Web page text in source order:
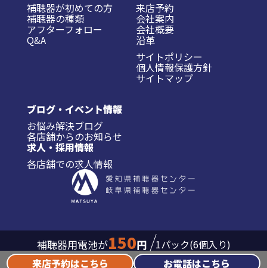
補聴器が初めての方
補聴器の種類
アフターフォロー
Q&A
来店予約
会社案内
会社概要
沿革
サイトポリシー
個人情報保護方針
サイトマップ
ブログ・イベント情報
お悩み解決ブログ
各店舗からのお知らせ
求人・採用情報
各店舗での求人情報
Copyright©愛知県・岐阜県補聴器センターAll Rights Reserved.
補聴器用電池が150円
1パック(6個入り)
来店予約はこちら
お電話はこちら